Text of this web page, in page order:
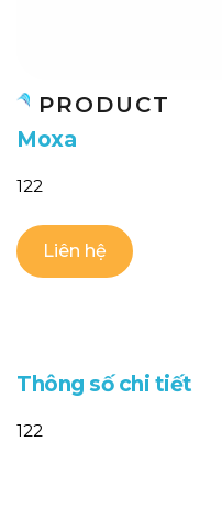
PRODUCT
Moxa
122
Liên hệ
Thông số chi tiết
122